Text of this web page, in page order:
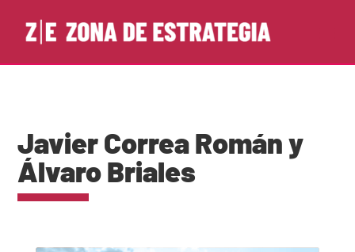
Javier Correa Román y
Álvaro Briales